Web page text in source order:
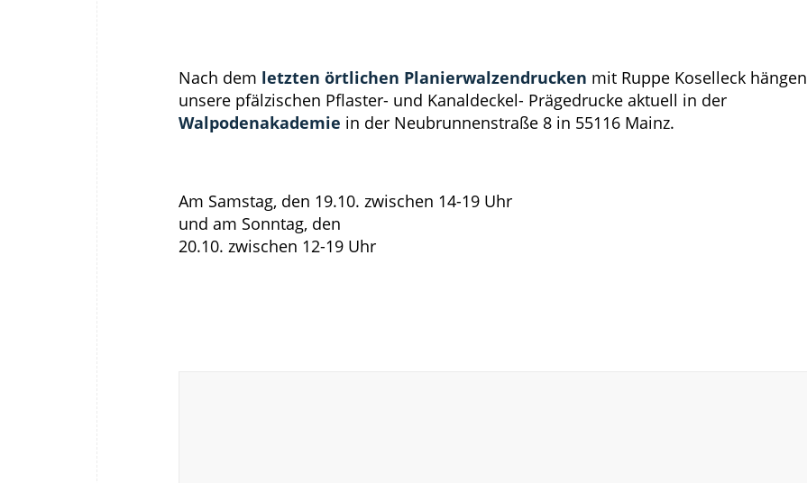
Nach dem letzten örtlichen Planierwalzendrucken mit Ruppe Koselleck hängen
unsere pfälzischen Pflaster- und Kanaldeckel- Prägedrucke aktuell in der
Walpodenakademie in der Neubrunnenstraße 8 in 55116 Mainz.
Am Samstag, den 19.10. zwischen 14-19 Uhr
und am Sonntag, den
20.10. zwischen 12-19 Uhr